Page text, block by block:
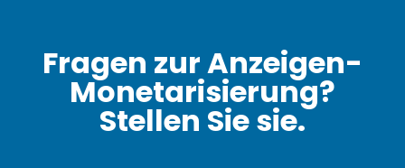
Fragen zur Anzeigen-
Monetarisierung?
Stellen Sie sie.